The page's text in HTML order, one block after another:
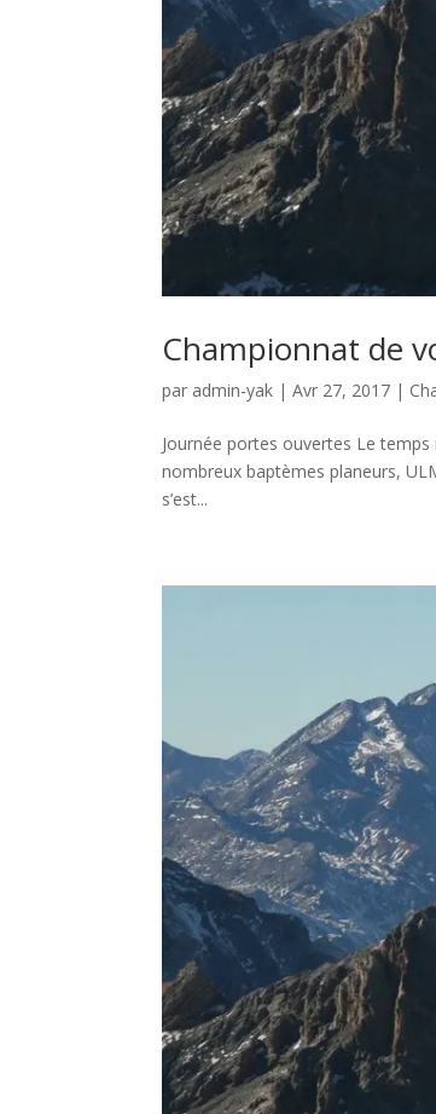
Championnat de
par admin-yak |Avr 27, 2017 |
Journée portes ouvertes Le
nombreux baptèmes planeurs,
s’est...